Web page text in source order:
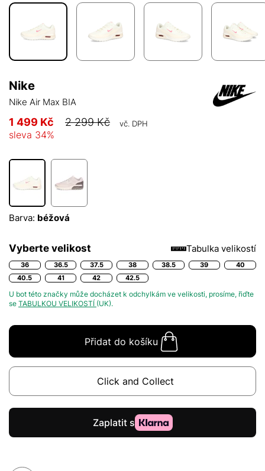
Nike
Nike Air Max BIA
1 499 Kč 2 299 Kč vč. DPH
sleva 34%
Barva: béžová
Vyberte velikost Tabulka velikostí
36 36.5 37.5 38 38.5 39
40
40.5
41 42 42.5
U bot této značky může docházet k odchylkám ve velikosti, prosíme, řiďte
se TABULKOU VELIKOSTÍ (UK).
Přidat do košíku
Click and Collect